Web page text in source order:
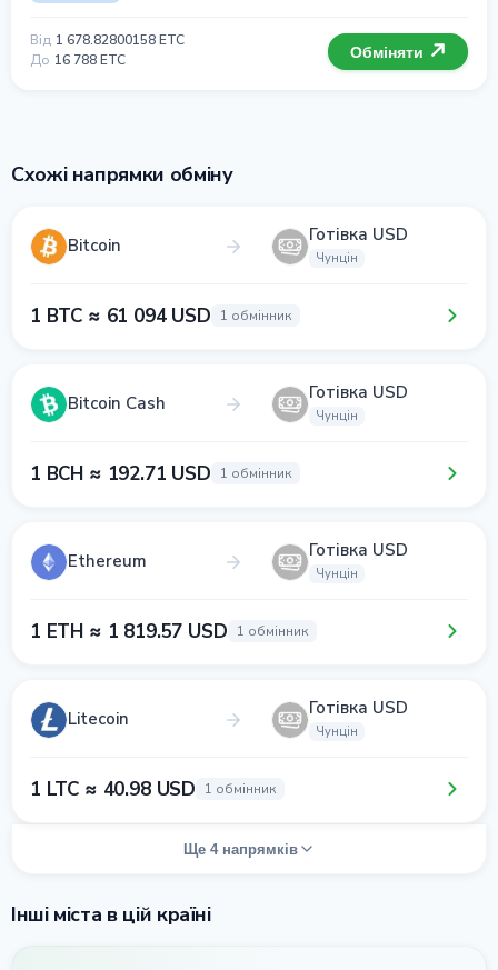
Від 1 678.82800158 ETC
До 16 788 ETC Обміняти
Схожі напрямки обміну
Bitcoin Готівка USD
Чунцін
1 BTC ≈ 61 094 USD 1 обмінник
Bitcoin Cash Готівка USD
Чунцін
1 BCH ≈ 192.71 USD 1 обмінник
Ethereum Готівка USD
Чунцін
1 ETH ≈ 1 819.57 USD 1 обмінник
Litecoin Готівка USD
Чунцін
1 LTC ≈ 40.98 USD 1 обмінник
Ще 4 напрямків
Інші міста в цій країні